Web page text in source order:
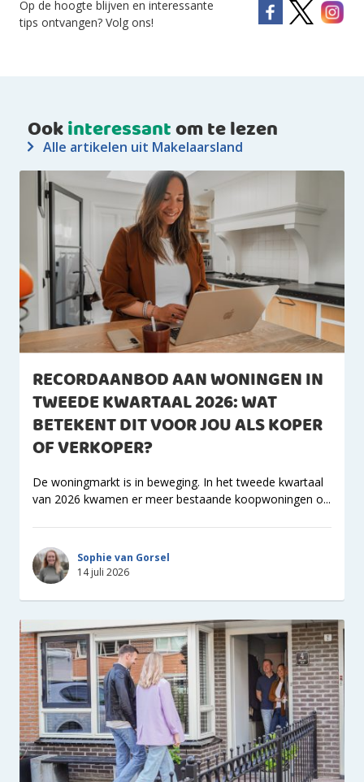
Op de hoogte blijven en interessante
tips ontvangen? Volg ons!
Ookinteressantom te lezen
Alle artikelen uit Makelaarsland
RECORDAANBOD AAN WONINGEN IN
TWEEDE KWARTAAL 2026: WAT
BETEKENT DIT VOOR JOU ALS KOPER
OF VERKOPER?
De woningmarkt is in beweging. In het tweede kwartaal
van 2026 kwamen er meer bestaande koopwoningen o...
Sophie van Gorsel
14 juli 2026